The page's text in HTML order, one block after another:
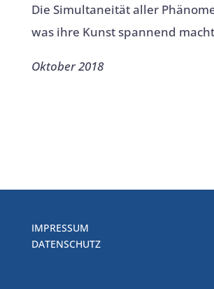
Die Simultaneität aller
was ihre Kunst spannend
Oktober 2018
IMPRESSUM
DATENSCHUTZ